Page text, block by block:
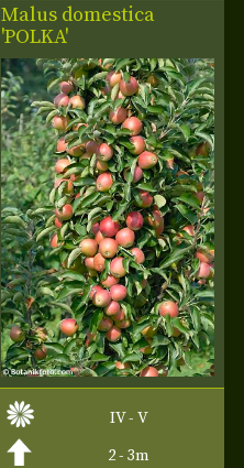
Malus domestica
'POLKA'
IV - V
2 - 3m